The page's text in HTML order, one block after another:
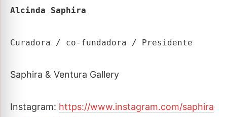
Alcinda Saphira
Curadora / co-fundadora / Presidente
Saphira & Ventura Gallery
Instagram: https://www.instagram.com/saphira